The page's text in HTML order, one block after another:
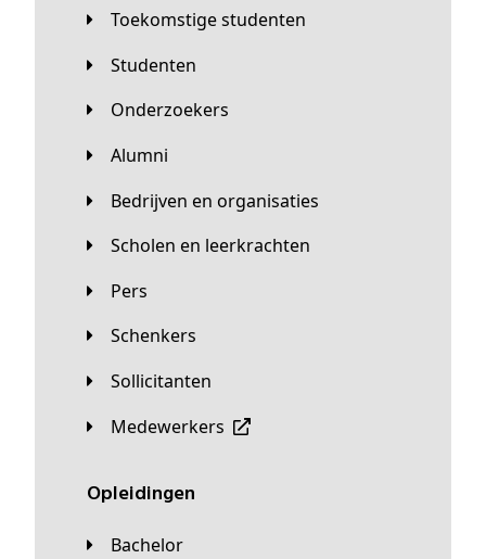
Toekomstige studenten
Studenten
Onderzoekers
Alumni
Bedrijven en organisaties
Scholen en leerkrachten
Pers
Schenkers
Sollicitanten
Medewerkers
Opleidingen
Bachelor